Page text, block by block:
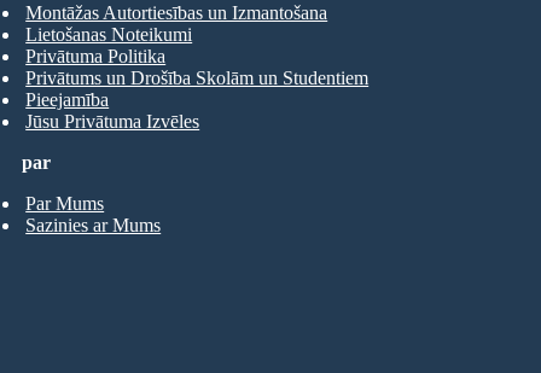
par
Par Mums
Sazinies ar Mums
Montāžas Autortiesības un Izmantošana
Lietošanas Noteikumi
Privātuma Politika
Privātums un Drošība Skolām un Studentiem
Pieejamība
Jūsu Privātuma Izvēles